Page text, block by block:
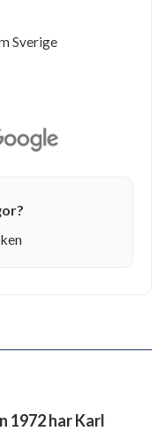
Sverige
1972 har Karl